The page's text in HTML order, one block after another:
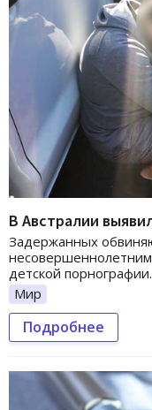
В Австралии
Задержанных
детской порнографии.
Мир
Подробнее